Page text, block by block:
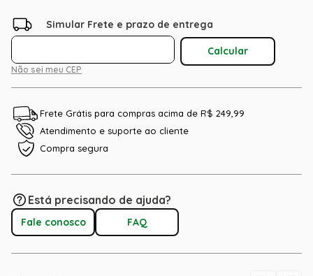
Não sei meu CEP
Frete Grátis para compras acima de R$ 249,99
Atendimento e suporte ao cliente
Compra segura
Está precisando de ajuda?
Fale conosco FAQ